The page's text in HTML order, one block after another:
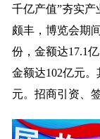
千亿产值”夯实
颇丰，博览会期
份，金额达17.1
金额达102亿元
元。招商引资、